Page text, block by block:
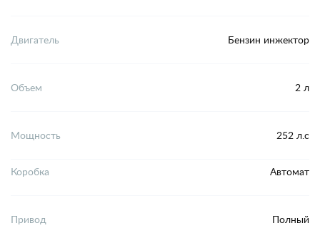
Двигатель Бензин инжектор
Объем 2 л
Мощность 252 л.с
Коробка Автомат
Привод Полный